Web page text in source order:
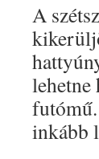
A
lehetne
inkább